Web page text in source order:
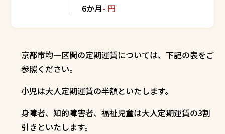
6か月- 円
京都市均一区間の定期運賃については、下記の表をご
参照ください。
小児は大人定期運賃の半額といたします。
身障者、知的障害者、福祉児童は大人定期運賃の3割
引きといたします。